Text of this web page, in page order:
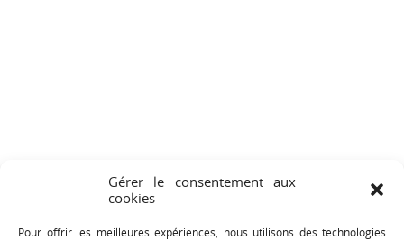
Gérer le consentement aux
cookies
Pour offrir les meilleures expériences, nous utilisons des technologies